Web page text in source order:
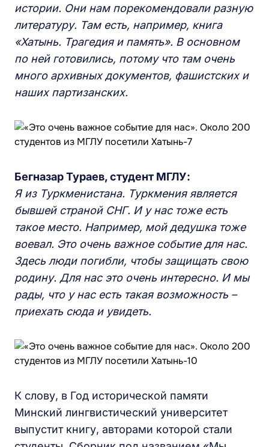
истории. Они нам порекомендовали разную
литературу. Там есть, например, книга
«Хатынь. Трагедия и память». В основном
по ней готовились, потому что там очень
много архивных документов, фашистских и
нашихпартизанских.
Бегназар Тураев, студент МГЛУ:
Я из Туркменистана. Туркмения является
бывшей страной СНГ. И у нас тоже есть
такое место. Например, мой дедушка тоже
воевал. Это очень важное событие для нас.
Здесь люди погибли, чтобы защищать свою
родину. Для нас это очень интересно. И мы
рады, что у нас есть такая возможность –
приехать сюда и увидеть.
К слову, в Год исторической памяти
Минский лингвистический университет
выпустит книгу, авторами которой стали